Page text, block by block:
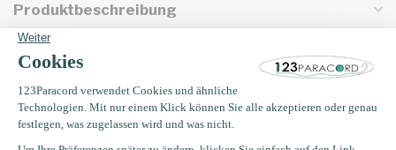
Produktbeschreibung
Eigenschaften
Zuletzt angesehen